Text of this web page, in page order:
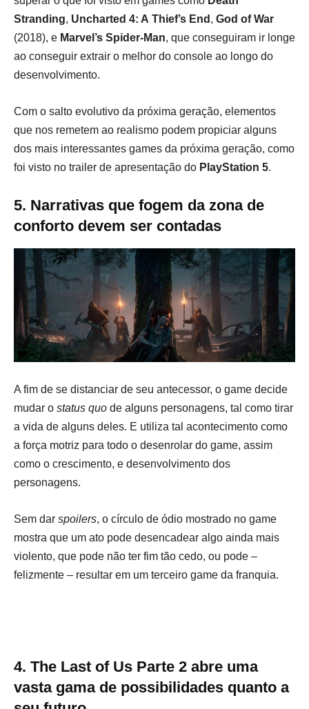
Stranding, Uncharted 4: A Thief’s End , God of War
(2018), e Marvel’s Spider-Man, que conseguiram ir longe
ao conseguir extrair o melhor do console ao longo do
desenvolvimento.
Com o salto evolutivo da próxima geração, elementos
que nos remetem ao realismo podem propiciar alguns
dos mais interessantes games da próxima geração, como
foi visto no trailer de apresentação do PlayStation 5.
5. Narrativas que fogem da zona de
conforto devem ser contadas
A fim de se distanciar de seu antecessor, o game decide
mudar o status quo de alguns personagens, tal como tirar
a vida de alguns deles. E utiliza tal acontecimento como
a força motriz para todo o desenrolar do game, assim
como o crescimento, e desenvolvimento dos
personagens.
Sem dar spoilers, o círculo de ódio mostrado no game
mostra que um ato pode desencadear algo ainda mais
violento, que pode não ter fim tão cedo, ou pode –
felizmente – resultar em um terceiro game da franquia.
4. The Last of Us Parte 2 abre uma
vasta gama de possibilidades quanto a